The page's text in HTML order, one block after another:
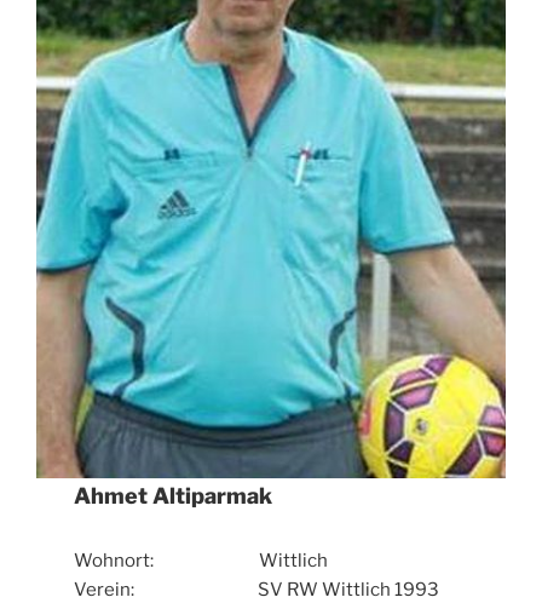
Ahmet Altiparmak
Wohnort: Wittlich
Verein: SV RW Wittlich 1993